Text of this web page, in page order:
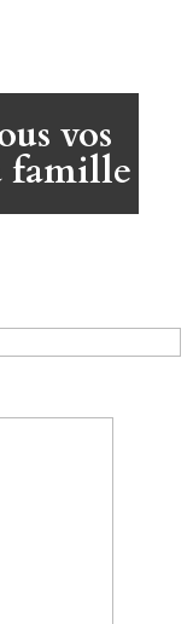
vos
famille